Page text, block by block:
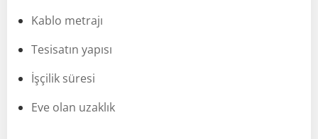
Kablo metrajı
Tesisatın yapısı
İşçilik süresi
Eve olan uzaklık